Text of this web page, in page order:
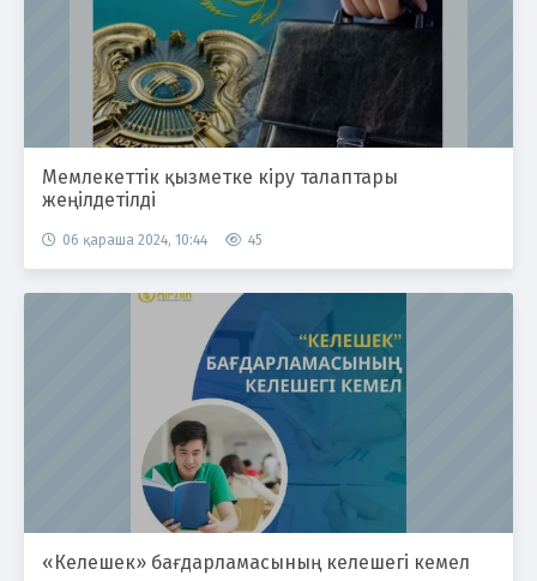
Мемлекеттік қызметке кіру талаптары
жеңілдетілді
06 қараша 2024, 10:44 45
«Келешек» бағдарламасының келешегі кемел